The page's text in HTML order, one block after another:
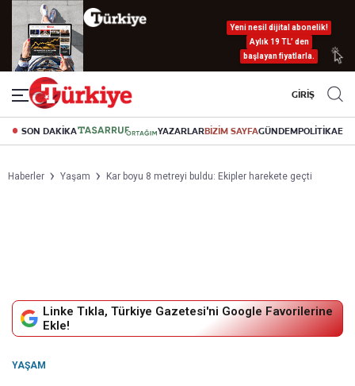
Yeni nesil dijital abonelik!
Aylık 19 TL’ den
başlayan fiyatlarla.
GİRİŞ
SON DAKİKA YAZARLARBİZİM SAYFAGÜNDEMPOLİTİKA
Haberler Yaşam Kar boyu 8 metreyi buldu: Ekipler harekete geçti
Linke Tıkla, Türkiye Gazetesi'ni Google Favorilerine
Ekle!
YAŞAM